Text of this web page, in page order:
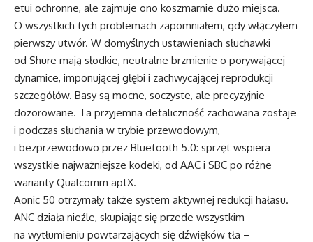
etui ochronne, ale zajmuje ono koszmarnie dużo miejsca.
O wszystkich tych problemach zapomniałem, gdy włączyłem
pierwszy utwór. W domyślnych ustawieniach słuchawki
od Shure mają słodkie, neutralne brzmienie o porywającej
dynamice, imponującej głębi i zachwycającej reprodukcji
szczegółów. Basy są mocne, soczyste, ale precyzyjnie
dozorowane. Ta przyjemna detaliczność zachowana zostaje
i podczas słuchania w trybie przewodowym,
i bezprzewodowo przez Bluetooth 5.0: sprzęt wspiera
wszystkie najważniejsze kodeki, od AAC i SBC po różne
warianty Qualcomm aptX.
Aonic 50 otrzymały także system aktywnej redukcji hałasu.
ANC działa nieźle, skupiając się przede wszystkim
na wytłumieniu powtarzających się dźwięków tła –